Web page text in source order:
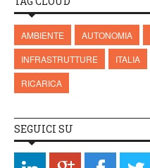
AMBIENTE AUTONOMIA
INFRASTRUTTURE
ITALIA
RICARICA
SEGUICI SU